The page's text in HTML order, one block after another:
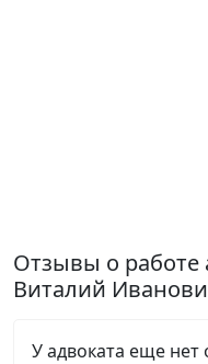
Отзывы о работе
Виталий
У адвоката еще